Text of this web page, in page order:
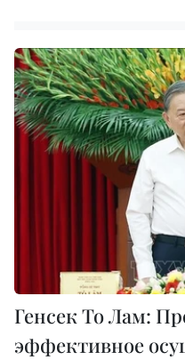
Генсек То Лам:
эффективное